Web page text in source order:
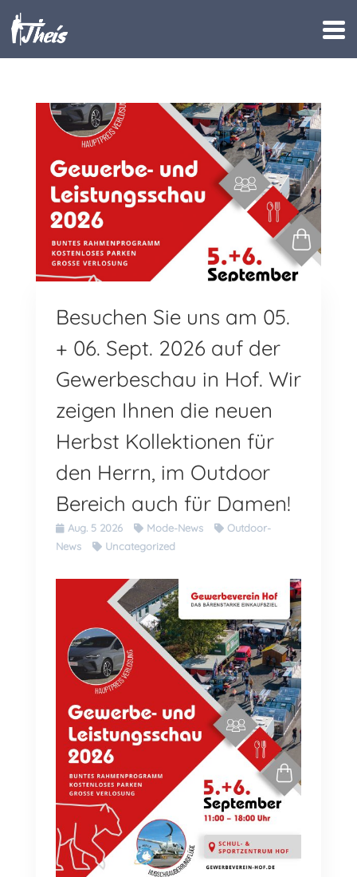
Besuchen Sie uns am 05.
+ 06. Sept. 2026 auf der
Gewerbeschau in Hof. Wir
zeigen Ihnen die neuen
Herbst Kollektionen für
den Herrn, im Outdoor
Bereich auch für Damen!
Aug. 5 2026 Mode-News
Outdoor-
News
Uncategorized